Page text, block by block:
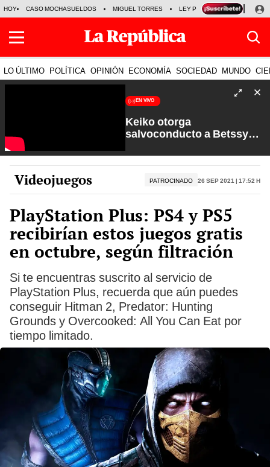
HOY CASO MOCHASUELDOS MIGUEL TORRES LEY PULPÍN PRECIO DEL
LO ÚLTIMO POLÍTICA OPINIÓN ECONOMÍA SOCIEDAD MUNDO
EN VIVO
Keiko otorga
salvoconducto a Betssy
Petroperú | Sin Guion con
Rosa María Palacios
Videojuegos PATROCINADO 26 Sep 2021 | 17:52 h
PlayStation Plus: PS4 y PS5
recibirían estos juegos gratis
en octubre, según filtración
Si te encuentras suscrito al servicio de
PlayStation Plus, recuerda que aún puedes
conseguir Hitman 2, Predator: Hunting
Grounds y Overcooked: All You Can Eat por
tiempo limitado.